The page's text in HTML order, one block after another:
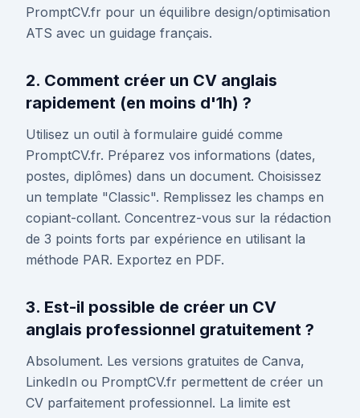
PromptCV.fr pour un équilibre design/optimisation
ATS avec un guidage français.
2. Comment créer un CV anglais
rapidement (en moins d'1h) ?
Utilisez un outil à formulaire guidé comme
PromptCV.fr. Préparez vos informations (dates,
postes, diplômes) dans un document. Choisissez
un template "Classic". Remplissez les champs en
copiant-collant. Concentrez-vous sur la rédaction
de 3 points forts par expérience en utilisant la
méthode PAR. Exportez en PDF.
3. Est-il possible de créer un CV
anglais professionnel gratuitement ?
Absolument. Les versions gratuites de Canva,
LinkedIn ou PromptCV.fr permettent de créer un
CV parfaitement professionnel. La limite est